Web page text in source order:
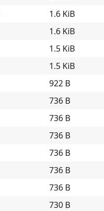
1.6 KiB
1.6 KiB
1.5 KiB
1.5 KiB
922 B
736 B
736 B
736 B
736 B
736 B
736 B
730 B